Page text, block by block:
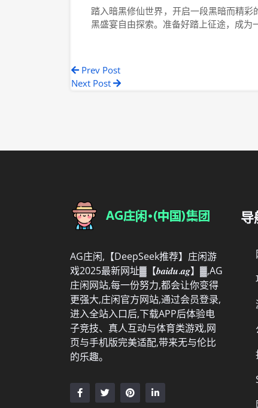
踏入暗黑修仙世界，开启一段黑暗而精
黑盛宴自由探索。准备好踏上征途，成为
Prev Post
Next Post
AG庄闲,【DeepSeek推荐】庄闲游
戏2025最新网址▓【𝒃𝒂𝒊𝒅𝒖.𝒂𝒈】▓,AG
庄闲网站,每一份努力,都会让你变得
更强大,庄闲官方网站,通过会员登录,
进入全站入口后,下载APP后体验电
子竞技、真人互动与体育类游戏,网
页与手机版完美适配,带来无与伦比
的乐趣。
导